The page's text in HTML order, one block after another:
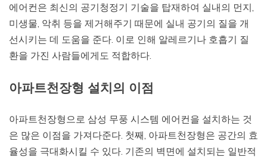
에어컨은 최신의 공기청정기 기술을 탑재하여 실내의 먼지,
미생물, 악취 등을 제거해주기 때문에 실내 공기의 질을 개
선시키는 데 도움을 준다. 이로 인해 알레르기나 호흡기 질
환을 가진 사람들에게도 적합하다.
아파트천장형 설치의 이점
아파트천장형으로 삼성 무풍 시스템 에어컨을 설치하는 것
은 많은 이점을 가져다준다. 첫째, 아파트천장형은 공간의 효
율성을 극대화시킬 수 있다. 기존의 벽면에 설치되는 일반적